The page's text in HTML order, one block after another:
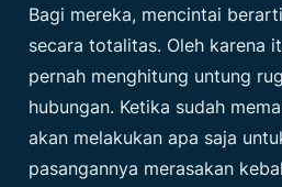
Bagi mereka, mencintai
secara totalitas. Oleh karena
pernah menghitung untung
hubungan. Ketika sudah
akan melakukan apa saja
pasangannya merasakan